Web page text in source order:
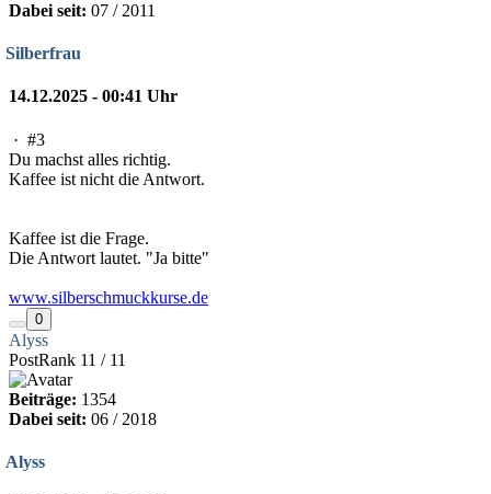
Dabei seit: 07 / 2011
Silberfrau
14.12.2025 - 00:41 Uhr
· #3
Du machst alles richtig.
Kaffee ist nicht die Antwort.
Kaffee ist die Frage.
Die Antwort lautet. "Ja bitte"
www.silberschmuckkurse.de
0
Alyss
PostRank 11 / 11
Beiträge: 1354
Dabei seit: 06 / 2018
Alyss